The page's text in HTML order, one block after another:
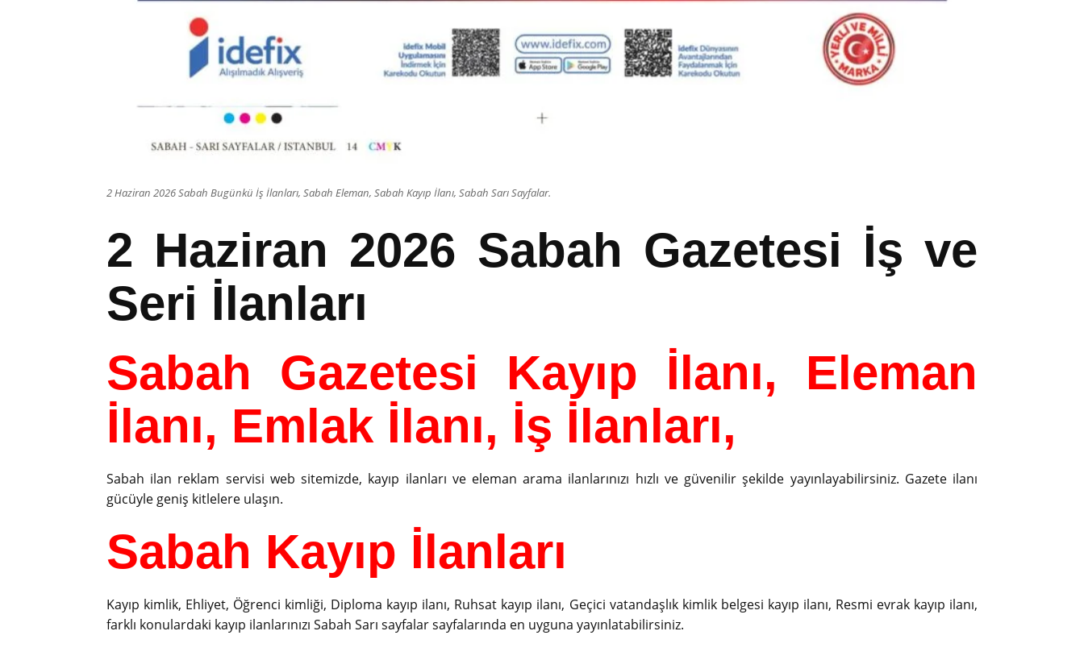
2 Haziran 2026 Sabah Bugünkü İş İlanları, Sabah Eleman, Sabah Kayıp İlanı, Sabah Sarı Sayfalar.
2 Haziran 2026 Sabah Gazetesi İş ve
Seri İlanları
Sabah Gazetesi Kayıp İlanı, Eleman
İlanı, Emlak İlanı, İş İlanları,
Sabah ilan reklam servisi web sitemizde, kayıp ilanları ve eleman arama ilanlarınızı hızlı ve güvenilir şekilde yayınlayabilirsiniz. Gazete ilanı
gücüyle geniş kitlelere ulaşın.
Sabah Kayıp İlanları
Kayıp kimlik, Ehliyet, Öğrenci kimliği, Diploma kayıp ilanı, Ruhsat kayıp ilanı, Geçici vatandaşlık kimlik belgesi kayıp ilanı, Resmi evrak kayıp ilanı,
farklı konulardaki kayıp ilanlarınızı Sabah Sarı sayfalar sayfalarında en uyguna yayınlatabilirsiniz.